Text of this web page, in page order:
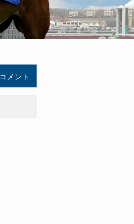
コメント